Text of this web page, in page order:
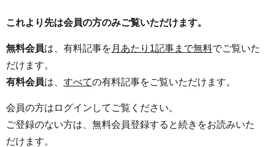
これより先は会員の方のみご覧いただけます。
無料会員は、有料記事を 月あたり1記事まで無料でご覧いた
だけます。
有料会員は、 すべての有料記事をご覧いただけます。
会員の方はログインしてご覧ください。
ご登録のない方は、無料会員登録すると続きをお読みいた
だけます。